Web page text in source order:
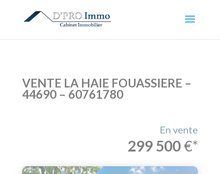
VENTE LA HAIE FOUASSIERE –
44690 – 60761780
En vente
299 500€*